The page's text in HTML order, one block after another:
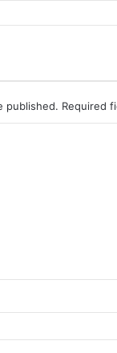
published. Required